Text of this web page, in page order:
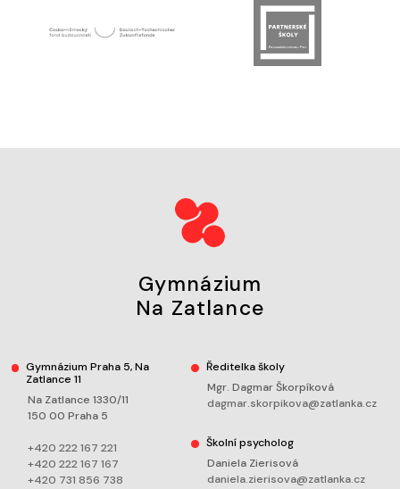
Gymnázium
Na Zatlance
Gymnázium Praha 5, Na
Zatlance 11
Na Zatlance 1330/11
150 00 Praha 5
+420 222 167 221
+420 222 167 167
+420 731 856 738
Ředitelka školy
Mgr. Dagmar Škorpíková
dagmar.skorpikova@zatlanka.cz
Školní psycholog
Daniela Zierisová
daniela.zierisova@zatlanka.cz